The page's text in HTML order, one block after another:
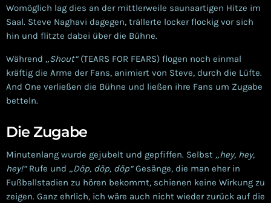
Womöglich lag dies an der mittlerweile saunaartigen Hitze im
Saal. Steve Naghavi dagegen, trällerte locker flockig vor sich
hin und flitzte dabei über die Bühne.
Während „Shout“(TEARS FOR FEARS) flogen noch einmal
kräftig die Arme der Fans, animiert von Steve, durch die Lüfte.
And One verließen die Bühne und ließen ihre Fans um Zugabe
betteln.
Die Zugabe
Minutenlang wurde gejubelt und gepfiffen. Selbst „hey, hey,
hey!“ Rufe und „Döp, döp, döp“Gesänge, die man eher in
Fußballstadien zu hören bekommt, schienen keine Wirkung zu
zeigen. Ganz ehrlich, ich wäre auch nicht wieder zurück auf die